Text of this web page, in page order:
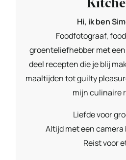
Hi, ik ben
Foodfotograaf,
groenteliefhebber met
deel recepten die je blij
maaltijden tot guilty
mijn culinaire
Liefde voor
Altijd met een
Reist voor